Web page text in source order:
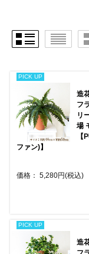
PICK UP
造
フ
リ
場
【
ファン)】
価格： 5,280円(税込)
PICK UP
造